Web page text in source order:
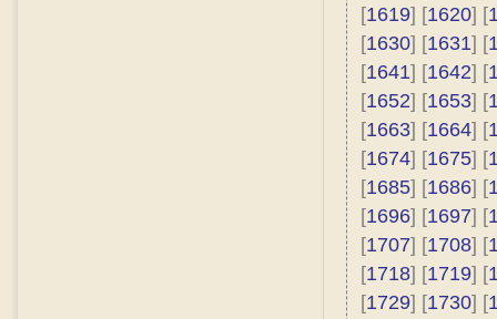
[1619] [1620] [
[1630] [1631] [
[1641] [1642] [
[1652] [1653] [
[1663] [1664] [
[1674] [1675] [
[1685] [1686] [
[1696] [1697] [
[1707] [1708] [
[1718] [1719] [
[1729] [1730] [